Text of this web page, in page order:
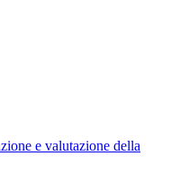
e valutazione della